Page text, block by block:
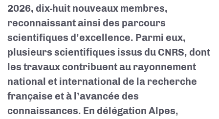
2026, dix-huit nouveaux membres,
reconnaissant ainsi des parcours
scientifiques d’excellence. Parmi eux,
plusieurs scientifiques issus du CNRS, dont
les travaux contribuent au rayonnement
national et international de la recherche
française et à l’avancée des
connaissances. En délégation Alpes,